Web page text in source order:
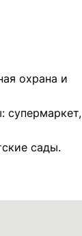
охрана и
супермаркет,
сады.